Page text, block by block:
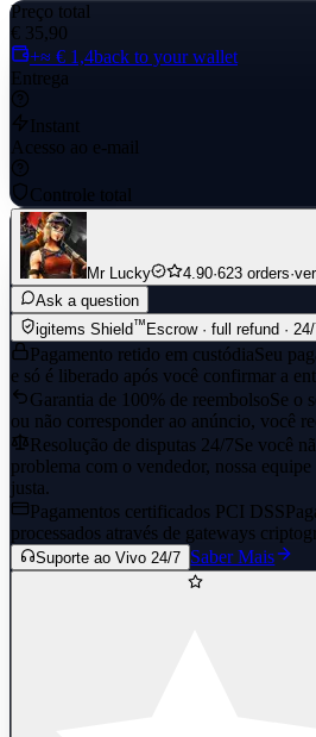
Preço total
€ 35,90
+≈ € 1,4back to your wallet
Entrega
Instant
Acesso ao e-mail
Controle total
Mr Lucky 4.90·623 orders·
Ask a question
igitems Shield™Escrow · full refund ·
Pagamento retido em custódiaSeu
e só é liberado após você confirmar a
Garantia de 100% de reembolsoSe o
ou não corresponder ao anúncio, você
Resolução de disputas 24/7Se você
problema com o vendedor, nossa
justa.
Pagamentos certificados PCI DSS
processados através de gateways
Suporte ao Vivo 24/7 Saber Mais